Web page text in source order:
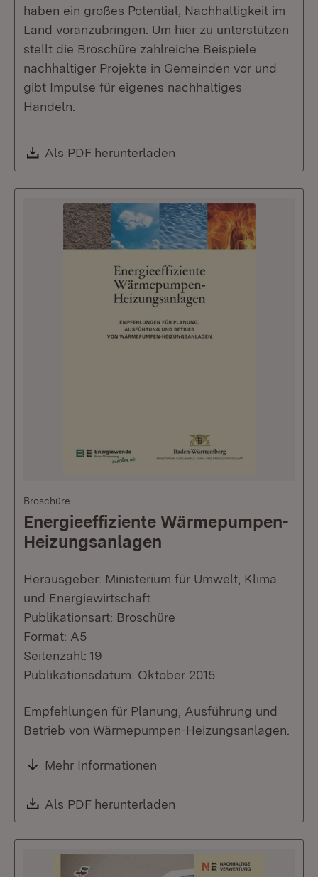
haben ein großes Potential, Nachhaltigkeit im
Land voranzubringen. Um hier zu unterstützen
stellt die Broschüre zahlreiche Beispiele
nachhaltiger Projekte in Gemeinden vor und
gibt Impulse für eigenes nachhaltiges
Handeln.
Download:
Als PDF herunterladen
Broschüre
Energieeffiziente Wärmepumpen-
Heizungsanlagen
Herausgeber: Ministerium für Umwelt, Klima
und Energiewirtschaft
Publikationsart: Broschüre
Format: A5
Seitenzahl: 19
Publikationsdatum: Oktober 2015
Empfehlungen für Planung, Ausführung und
Betrieb von Wärmepumpen-Heizungsanlagen.
Mehr Informationen
Download:
Als PDF herunterladen